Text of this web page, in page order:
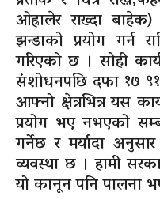
ओह्रालेर राख्दा बाहेक)
झन्डाको प्रयोग गर्न
गरिएको छ । सोही
संशोधनपछि दफा १७
आफ्नो क्षेत्रभित्र यस
प्रयोग भए नभएको
गर्नेछ र मर्यादा
व्यवस्था छ । हामी
यो कानून पनि पालना